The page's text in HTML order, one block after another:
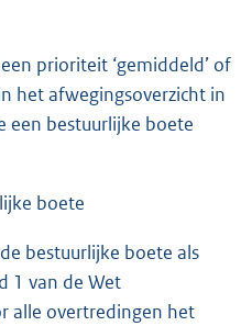
prioriteit ‘gemiddeld’ of
het afwegingsoverzicht in
een bestuurlijke boete
boete
bestuurlijke boete als
1 van de Wet
alle overtredingen het